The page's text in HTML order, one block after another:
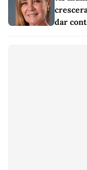
dar